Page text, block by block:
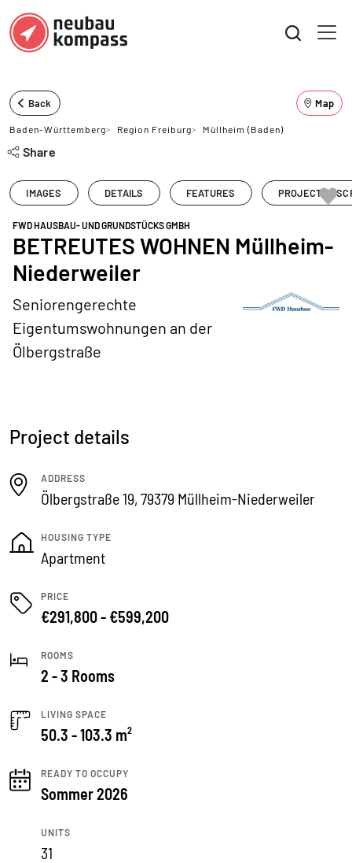
Back Map
Baden-Württemberg> Region Freiburg> Müllheim (Baden)
Share
IMAGES DETAILS FEATURES PROJECT
FWD HAUSBAU- UND GRUNDSTÜCKS GMBH
BETREUTES WOHNEN Müllheim-
Niederweiler
Seniorengerechte
Eigentumswohnungen an der
Ölbergstraße
Project details
ADDRESS
Ölbergstraße 19, 79379 Müllheim-Niederweiler
HOUSING TYPE
Apartment
PRICE
€291,800 - €599,200
ROOMS
2 - 3 Rooms
LIVING SPACE
50.3 - 103.3 m²
READY TO OCCUPY
Sommer 2026
UNITS
31